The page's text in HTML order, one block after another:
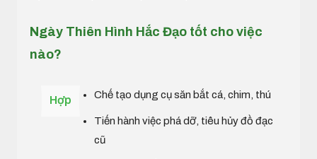
Ngày Thiên Hình Hắc Đạo tốt cho việc
nào?
Hợp Chế tạo dụng cụ săn bắt cá, chim, thú
Tiến hành việc phá dỡ, tiêu hủy đồ đạc
cũ